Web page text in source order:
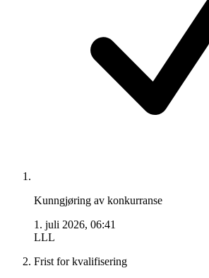
Kunngjøring av konkurranse
1. juli 2026, 06:41
LLL
Frist for kvalifisering